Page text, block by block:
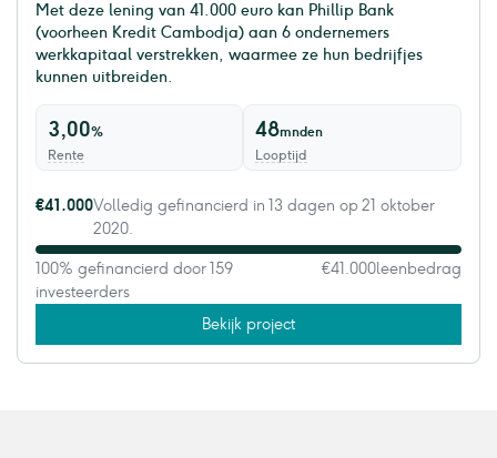
Met deze lening van 41.000 euro kan Phillip Bank
(voorheen Kredit Cambodja) aan 6 ondernemers
werkkapitaal verstrekken, waarmee ze hun bedrijfjes
kunnen uitbreiden.
3,00%
Rente
48mnden
Looptijd
€41.000Volledig gefinancierd in 13 dagen op 21 oktober
2020.
100% gefinancierd door 159
investeerders
€41.000leenbedrag
Bekijk project